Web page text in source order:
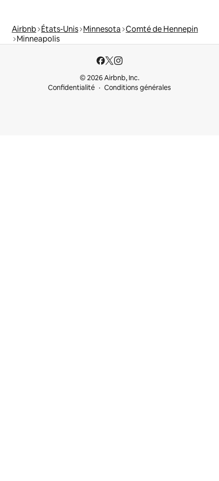
Airbnb États-Unis Minnesota Comté de Hennepin
Minneapolis
© 2026 Airbnb, Inc.
Confidentialité
Conditions générales